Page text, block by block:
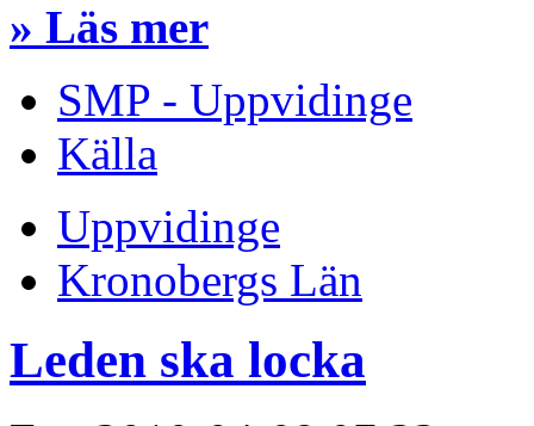
» Läs mer
SMP - Uppvidinge
Källa
Uppvidinge
Kronobergs Län
Leden ska locka